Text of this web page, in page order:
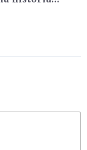
Marsylii